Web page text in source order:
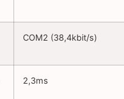
COM2 (38,4kbit/s)
2,3ms